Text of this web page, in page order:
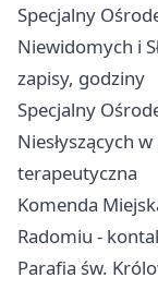
Specjalny
Niewidomych i
zapisy, godziny
Specjalny
Niesłyszących
terapeutyczna
Komenda
Radomiu -
Parafia św.